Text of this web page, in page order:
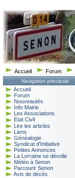
Accueil Forum
Navigation principale
Accueil
Forum
Nouveautés
Info Mairie
Les Associations
Etat Civil
Lire les articles
Liens
Généalogie
Syndicat d'Initiative
Petites Annonces
La Lorraine se dévoile
Météo à Senon
Parcourir Senon
Avis de décès